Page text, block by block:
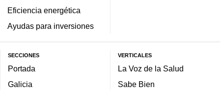
Eficiencia energética
Ayudas para inversiones
SECCIONES
Portada
Galicia
VERTICALES
La Voz de la Salud
Sabe Bien